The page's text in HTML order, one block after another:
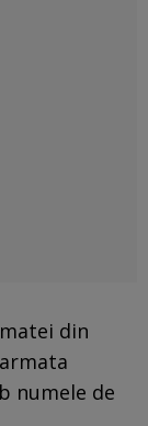
din
numele de